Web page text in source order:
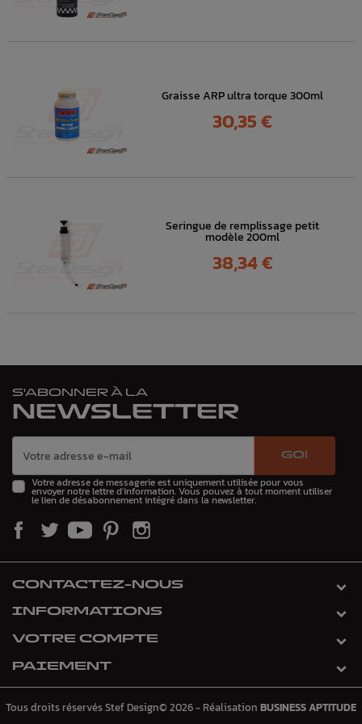
Graisse ARP ultra torque 300ml
Prix
30,35 €
Seringue de remplissage petit
modèle 200ml
Prix
38,34 €
S'ABONNER À LA
NEWSLETTER
GO!
Votre adresse de messagerie est uniquement utilisée pour vous
envoyer notre lettre d'information. Vous pouvez à tout moment utiliser
le lien de désabonnement intégré dans la newsletter.
CONTACTEZ-NOUS
INFORMATIONS
VOTRE COMPTE
PAIEMENT
Tous droits réservés Stef Design© 2026 - Réalisation BUSINESS APTITUDE